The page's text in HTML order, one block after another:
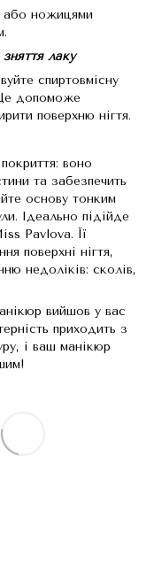
або ножицями
лаку
спиртовмісну
допоможе
поверхню нігтя.
воно
та забезпечить
основу тонким
Ідеально підійде
Pavlova. Її
поверхні нігтя,
недоліків: сколів,
вийшов у вас
приходить з
і ваш манікюр